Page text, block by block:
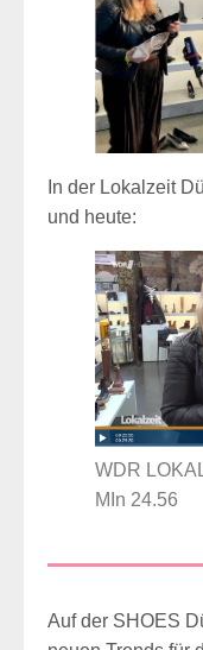
In der Lokalzeit
und heute:
WDR
MIn 24.56
Auf der SHOES